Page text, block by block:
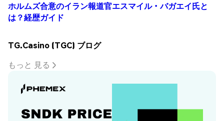
ホルムズ合意のイラン報道官エスマイル・バガエイ氏と
は？経歴ガイド
TG.Casino (TGC) ブログ
もっと 見る